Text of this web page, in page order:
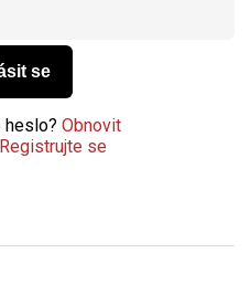
se
heslo? Obnovit
Registrujte se